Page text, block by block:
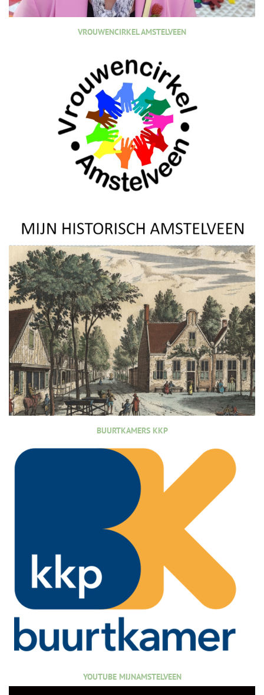
VROUWENCIRKEL AMSTELVEEN
BUURTKAMERS KKP
YOUTUBE MIJNAMSTELVEEN